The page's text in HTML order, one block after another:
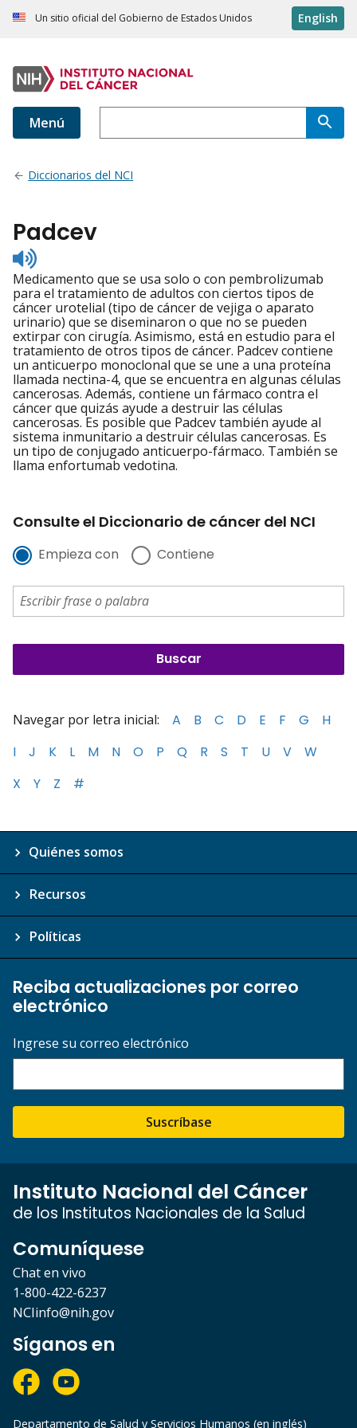
Un sitio oficial del Gobierno de Estados Unidos English
Menú
Diccionarios del NCI
Padcev
Listen
to
pronunciation
Medicamento que se usa solo o con pembrolizumab
para el tratamiento de adultos con ciertos tipos de
cáncer urotelial (tipo de cáncer de vejiga o aparato
urinario) que se diseminaron o que no se pueden
extirpar con cirugía. Asimismo, está en estudio para el
tratamiento de otros tipos de cáncer. Padcev contiene
un anticuerpo monoclonal que se une a una proteína
llamada nectina-4, que se encuentra en algunas células
cancerosas. Además, contiene un fármaco contra el
cáncer que quizás ayude a destruir las células
cancerosas. Es posible que Padcev también ayude al
sistema inmunitario a destruir células cancerosas. Es
un tipo de conjugado anticuerpo-fármaco. También se
llama enfortumab vedotina.
Consulte el Diccionario de cáncer del NCI
Empieza con Contiene
Navegar por letra inicial: A B C D E F G
H
I
J K L M N O P Q R S T U V
W
X
Y Z #
Quiénes somos
Recursos
Políticas
Reciba actualizaciones por correo
electrónico
Ingrese su correo electrónico
Suscríbase
Instituto Nacional del Cáncer
de los Institutos Nacionales de la Salud
Comuníquese
Chat en vivo
1-800-422-6237
NCIinfo@nih.gov
Síganos en
Departamento de Salud y Servicios Humanos (en inglés)